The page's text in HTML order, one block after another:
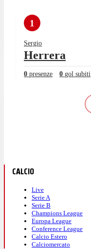
1
Sergio
Herrera
0 presenze 0 gol subiti
CALCIO
Live
Serie A
Serie B
Champions League
Europa League
Conference League
Calcio Estero
Calciomercato